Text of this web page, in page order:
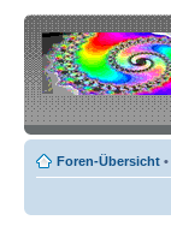
Foren-Übersicht •